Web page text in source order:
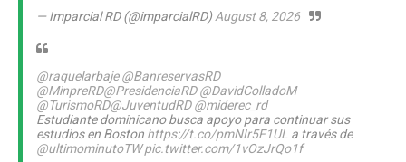
— Imparcial RD (@imparcialRD)August 8, 2026
@raquelarbaje @BanreservasRD
@MinpreRD@PresidenciaRD @DavidColladoM
@TurismoRD@JuventudRD @miderec_rd
Estudiante dominicano busca apoyo para continuar sus
estudios en Boston https://t.co/pmNIr5F1UL a través de
@ultimominutoTW pic.twitter.com/1vOzJrQo1f